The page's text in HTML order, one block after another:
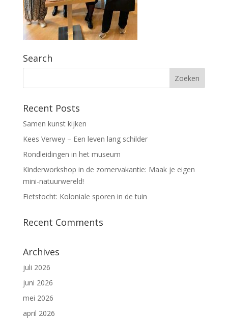
Search
Recent Posts
Samen kunst kijken
Kees Verwey – Een leven lang schilder
Rondleidingen in het museum
Kinderworkshop in de zomervakantie: Maak je eigen
mini-natuurwereld!
Fietstocht: Koloniale sporen in de tuin
Recent Comments
Archives
juli 2026
juni 2026
mei 2026
april 2026